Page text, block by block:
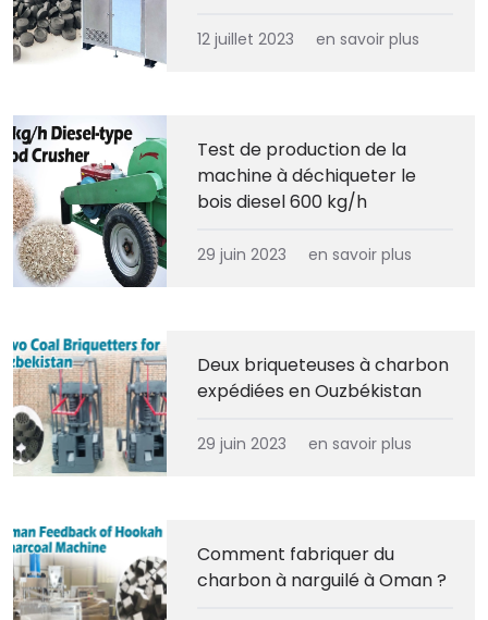
12 juillet 2023 en savoir plus
Test de production de la
machine à déchiqueter le
bois diesel 600 kg/h
29 juin 2023 en savoir plus
Deux briqueteuses à charbon
expédiées en Ouzbékistan
29 juin 2023 en savoir plus
Comment fabriquer du
charbon à narguilé à Oman ?